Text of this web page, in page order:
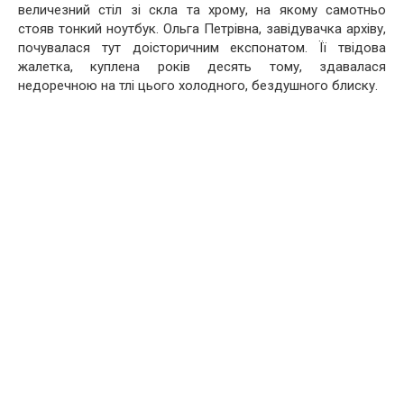
величезний стіл зі скла та хрому, на якому самотньо
стояв тонкий ноутбук. Ольга Петрівна, завідувачка архіву,
почувалася тут доісторичним експонатом. Її твідова
жалетка, куплена років десять тому, здавалася
недоречною на тлі цього холодного, бездушного блиску.